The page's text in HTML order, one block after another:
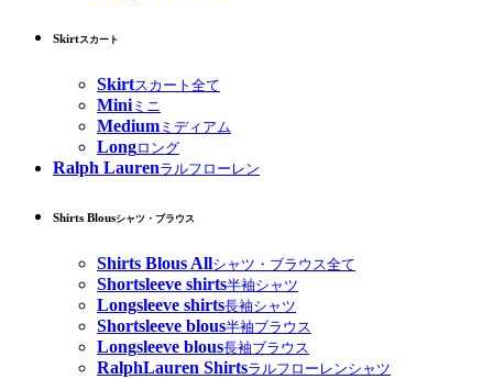
Skirtスカート
Skirtスカート全て
Miniミニ
Medium ミディアム
Longロング
Ralph Laurenラルフローレン
Shirts Blousシャツ・ブラウス
Shirts Blous Allシャツ・ブラウス全て
Shortsleeve shirts半袖シャツ
Longsleeve shirts長袖シャツ
Shortsleeve blous半袖ブラウス
Longsleeve blous長袖ブラウス
RalphLauren Shirtsラルフローレンシャツ